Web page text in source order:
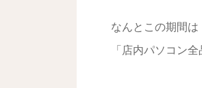
なんとこの期間は
「店内パソコン全